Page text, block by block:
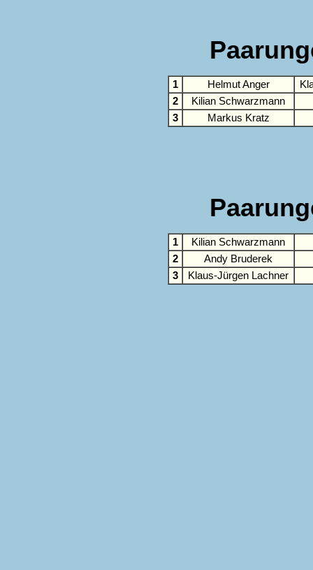
1 Helmut Anger
2
Kilian Schwarzmann
3
Markus Kratz
1
Kilian Schwarzmann
2
Andy Bruderek
3
Klaus-Jürgen Lachner